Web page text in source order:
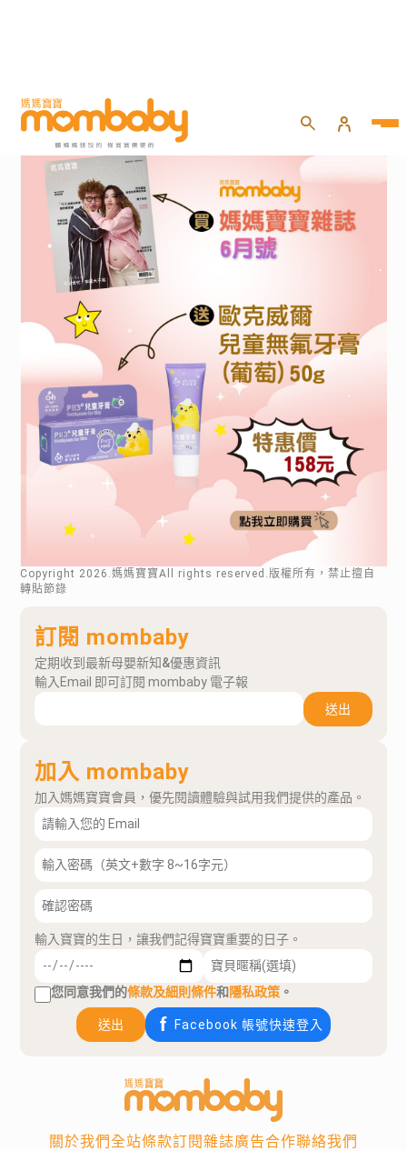
Copyright 2026 .媽媽寶寶All rights reserved.版權所有，禁止擅自
轉貼節錄
訂閱 mombaby
定期收到最新母嬰新知&優惠資訊
輸入Email 即可訂閱 mombaby 電子報
送出
加入 mombaby
加入媽媽寶寶會員，優先閱讀體驗與試用我們提供的產品。
輸入寶寶的生日，讓我們記得寶寶重要的日子。
您同意我們的條款及細則條件和隱私政策 。
送出 Facebook 帳號快速登入
關於我們全站條款訂閱雜誌廣告合作聯絡我們